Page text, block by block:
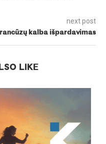
next post
kalba išpardavimas
LIKE